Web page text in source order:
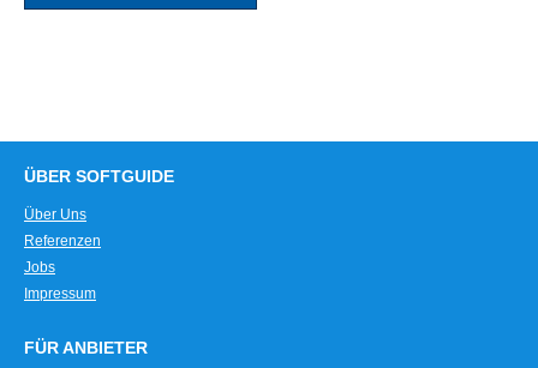
ÜBER SOFTGUIDE
Über Uns
Referenzen
Jobs
Impressum
FÜR ANBIETER